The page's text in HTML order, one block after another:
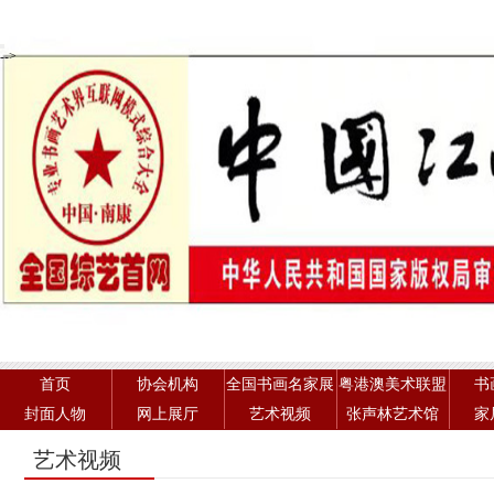
-->
首页 协会机构 全国书画名家展 粤港澳美术联盟
书
封面人物
网上展厅 艺术视频 张声林艺术馆 家
艺术视频